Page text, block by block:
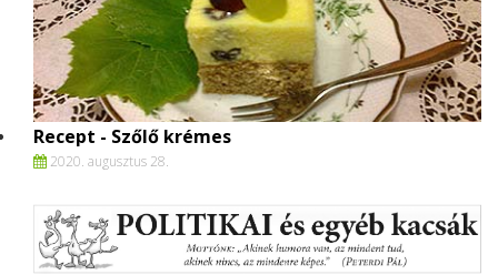
Recept - Szőlő krémes
2020. augusztus 28.